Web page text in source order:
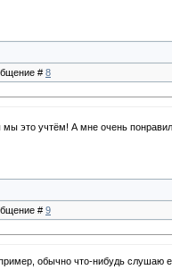
# 8
это учтём! А мне очень
# 9
обычно что-нибудь слушаю